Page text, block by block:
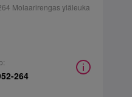
Molaarirengas yläleuka
264